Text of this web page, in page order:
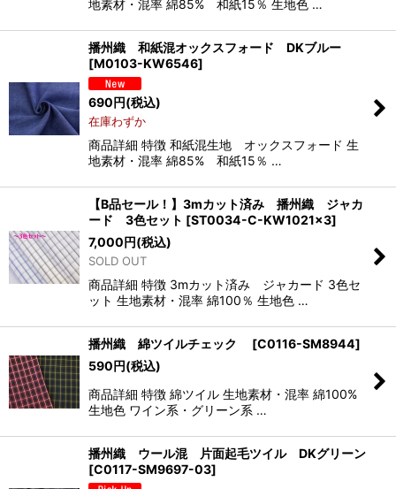
地素材・混率 綿85% 和紙15％ 生地色 …
播州織 和紙混オックスフォード DKブルー
[M0103-KW6546]
690円(税込)
在庫わずか
商品詳細 特徴 和紙混生地 オックスフォード 生
地素材・混率 綿85% 和紙15％ …
【B品セール！】3mカット済み 播州織 ジャカ
ード 3色セット [ST0034-C-KW1021×3]
7,000円(税込)
SOLD OUT
商品詳細 特徴 3mカット済み ジャカード 3色セ
ット 生地素材・混率 綿100％ 生地色 …
播州織 綿ツイルチェック [C0116-SM8944]
590円(税込)
商品詳細 特徴 綿ツイル 生地素材・混率 綿100%
生地色 ワイン系・グリーン系 …
播州織 ウール混 片面起毛ツイル DKグリーン
[C0117-SM9697-03]